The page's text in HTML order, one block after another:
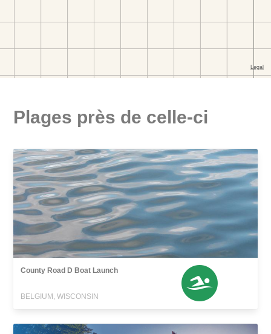
Plages près de celle-ci
County Road D Boat Launch
BELGIUM, WISCONSIN